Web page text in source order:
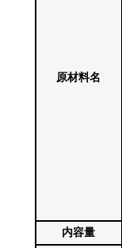
原材料名
内容量